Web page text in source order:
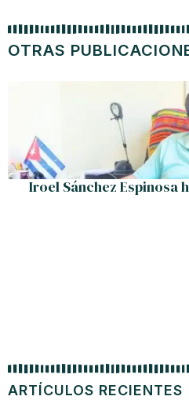
ARTÍCULOS RECIENTES
OTRAS
Iroel Sánchez Espinosa